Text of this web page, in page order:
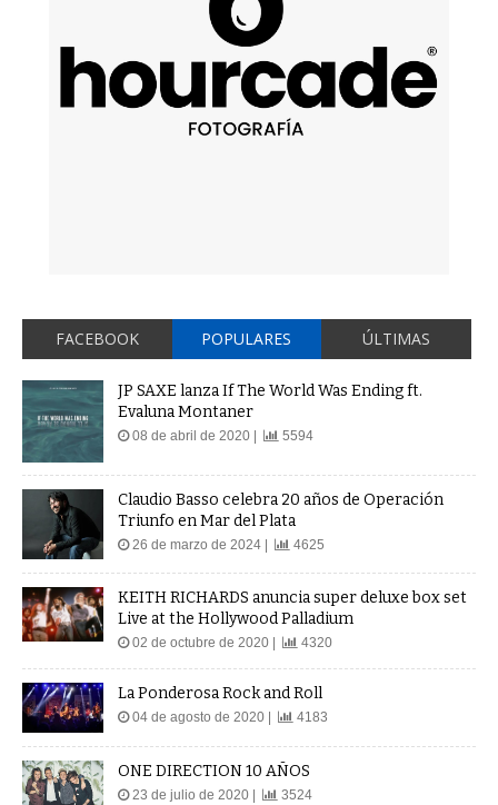
FACEBOOK POPULARES ÚLTIMAS
JP SAXE lanza If The World Was Ending ft.
Evaluna Montaner
08 de abril de 2020 | 5594
Claudio Basso celebra 20 años de Operación
Triunfo en Mar del Plata
26 de marzo de 2024 | 4625
KEITH RICHARDS anuncia super deluxe box set
Live at the Hollywood Palladium
02 de octubre de 2020 | 4320
La Ponderosa Rock and Roll
04 de agosto de 2020 | 4183
ONE DIRECTION 10 AÑOS
23 de julio de 2020 | 3524